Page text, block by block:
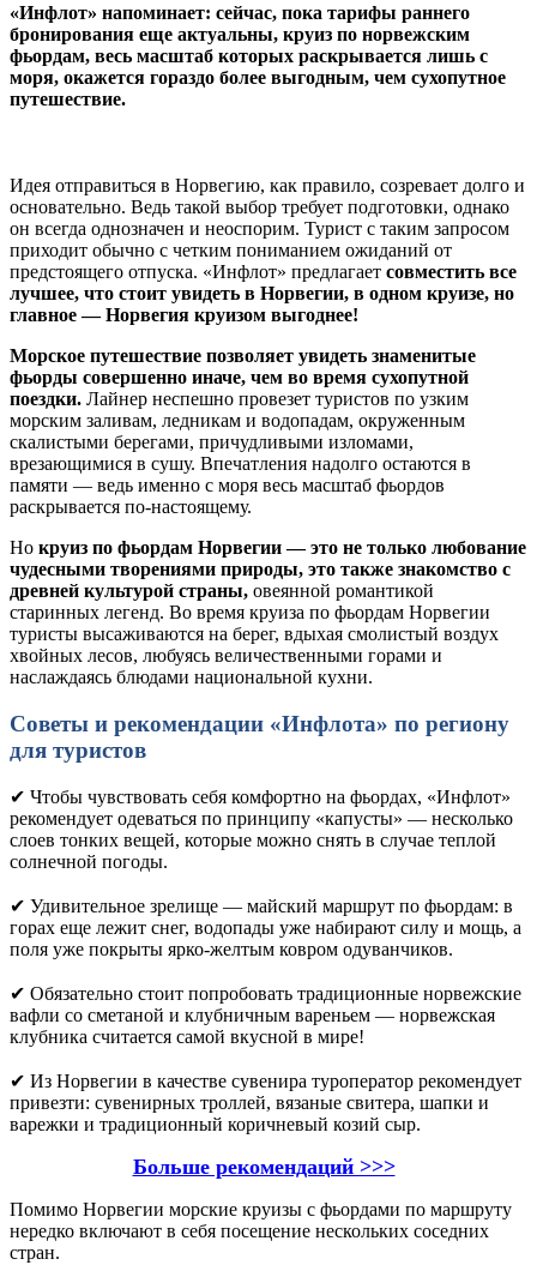
«Инфлот» напоминает: сейчас, пока тарифы раннего
бронирования еще актуальны, круиз по норвежским
фьордам, весь масштаб которых раскрывается лишь с
моря, окажется гораздо более выгодным, чем сухопутное
путешествие.
Идея отправиться в Норвегию, как правило, созревает долго и
основательно. Ведь такой выбор требует подготовки, однако
он всегда однозначен и неоспорим. Турист с таким запросом
приходит обычно с четким пониманием ожиданий от
предстоящего отпуска. «Инфлот» предлагает совместить все
лучшее, что стоит увидеть в Норвегии, в одном круизе, но
главное ― Норвегия круизом выгоднее!
Морское путешествие позволяет увидеть знаменитые
фьорды совершенно иначе, чем во время сухопутной
поездки. Лайнер неспешно провезет туристов по узким
морским заливам, ледникам и водопадам, окруженным
скалистыми берегами, причудливыми изломами,
врезающимися в сушу. Впечатления надолго остаются в
памяти ― ведь именно с моря весь масштаб фьордов
раскрывается по-настоящему.
Но круиз по фьордам Норвегии ― это не только любование
чудесными творениями природы, это также знакомство с
древней культурой страны, овеянной романтикой
старинных легенд. Во время круиза по фьордам Норвегии
туристы высаживаются на берег, вдыхая смолистый воздух
хвойных лесов, любуясь величественными горами и
наслаждаясь блюдами национальной кухни.
Советы и рекомендации «Инфлота» по региону
для туристов
✔ Чтобы чувствовать себя комфортно на фьордах, «Инфлот»
рекомендует одеваться по принципу «капусты» ― несколько
слоев тонких вещей, которые можно снять в случае теплой
солнечной погоды.
✔ Удивительное зрелище ― майский маршрут по фьордам: в
горах еще лежит снег, водопады уже набирают силу и мощь, а
поля уже покрыты ярко-желтым ковром одуванчиков.
✔ Обязательно стоит попробовать традиционные норвежские
вафли со сметаной и клубничным вареньем ― норвежская
клубника считается самой вкусной в мире!
✔ Из Норвегии в качестве сувенира туроператор рекомендует
привезти: сувенирных троллей, вязаные свитера, шапки и
варежки и традиционный коричневый козий сыр.
Больше рекомендаций >>>
Помимо Норвегии морские круизы с фьордами по маршруту
нередко включают в себя посещение нескольких соседних
стран.